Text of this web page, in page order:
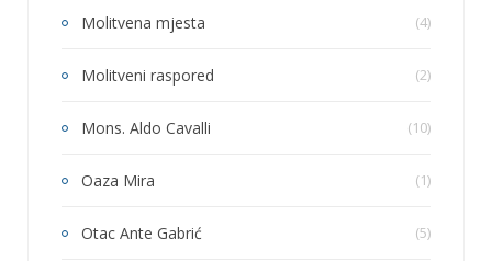
Molitvena mjesta (4)
Molitveni raspored (2)
Mons. Aldo Cavalli (10)
Oaza Mira (1)
Otac Ante Gabrić (5)